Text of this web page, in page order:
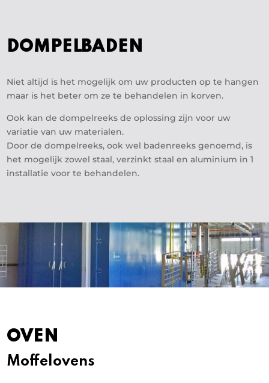
DOMPELBADEN
Niet altijd is het mogelijk om uw producten op te hangen
maar is het beter om ze te behandelen in korven.
Ook kan de dompelreeks de oplossing zijn voor uw
variatie van uw materialen.
Door de dompelreeks, ook wel badenreeks genoemd, is
het mogelijk zowel staal, verzinkt staal en aluminium in 1
installatie voor te behandelen.
OVEN
Moffelovens